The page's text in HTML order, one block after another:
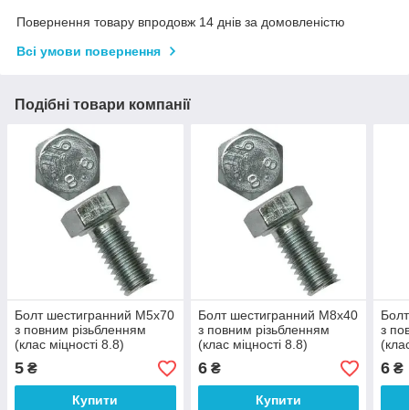
Повернення товару впродовж 14 днів за домовленістю
Всі умови повернення
Подібні товари компанії
Болт шестигранний М5х70
з повним різьбленням
(клас міцності 8.8)
5 ₴
Купити
Болт шестигранний М8х40
з повним різьбленням
(клас міцності 8.8)
6₴
Купити
з
6 ₴